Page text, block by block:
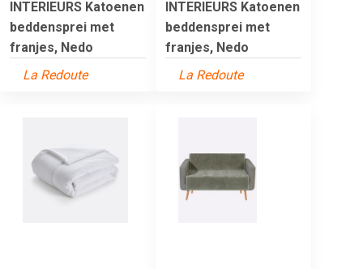
INTERIEURS Katoenen
beddensprei met
franjes, Nedo
La Redoute
INTERIEURS Katoenen
beddensprei met
franjes, Nedo
La Redoute